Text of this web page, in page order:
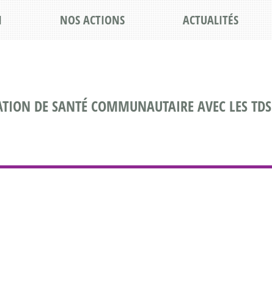
DE SANTÉ COMMUNAUTAIRE AVEC LES TDS
NOS ACTIONS ACTUALITÉS